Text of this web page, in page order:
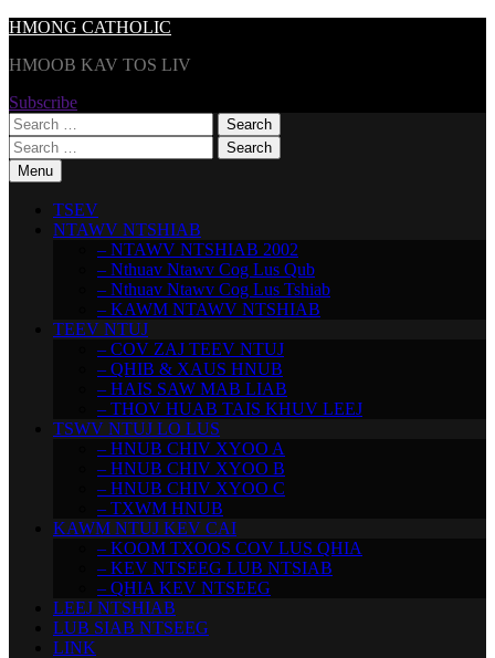
Skip
content
HMONG CATHOLIC
HMOOB KAV TOS LIV
Subscribe
Search
for:
Search
for:Menu
TSEV
NTAWV NTSHIAB
– NTAWV NTSHIAB 2002
– Nthuav Ntawv Cog Lus Qub
– Nthuav Ntawv Cog Lus Tshiab
– KAWM NTAWV NTSHIAB
TEEV NTUJ
– COV ZAJ TEEV NTUJ
– QHIB & XAUS HNUB
– HAIS SAW MAB LIAB
– THOV HUAB TAIS KHUV LEEJ
TSWV NTUJ LO LUS
– HNUB CHIV XYOO A
– HNUB CHIV XYOO B
– HNUB CHIV XYOO C
– TXWM HNUB
KAWM NTUJ KEV CAI
– KOOM TXOOS COV LUS QHIA
– KEV NTSEEG LUB NTSIAB
– QHIA KEV NTSEEG
LEEJ NTSHIAB
LUB SIAB NTSEEG
LINK